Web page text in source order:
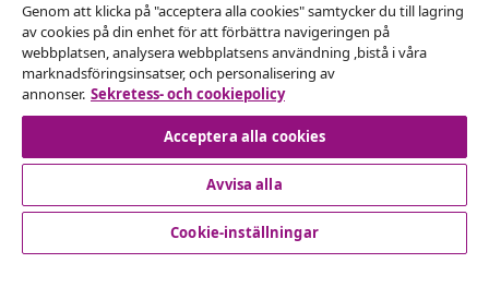
vidaXL
Upptäck mer
© 2008-2026 vidaXL www.vidaxl.se är en webbshop från
Genom att klicka på "acceptera alla cookies" samtycker du till lagring
av cookies på din enhet för att förbättra navigeringen på
webbplatsen, analysera webbplatsens användning ,bistå i våra
marknadsföringsinsatser, och personalisering av
annonser. Sekretess- och cookiepolicy
Acceptera alla cookies
Avvisa alla
Cookie-inställningar